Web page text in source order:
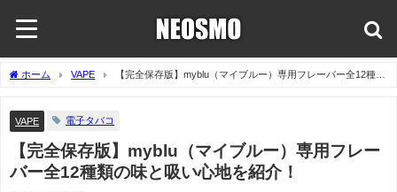
ホーム VAPE
【完全保存版】myblu（マイブルー）専用フレーバー全12種類
VAPE 電子タバコ
【完全保存版】myblu（マイブルー）専用フレー
バー全12種類の味と吸い心地を紹介！